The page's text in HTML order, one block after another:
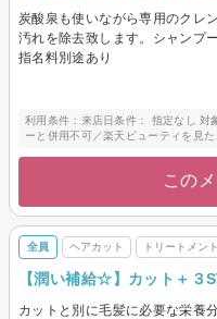
炭酸泉も使いながら専用のクレ
汚れを除去致します。シャンプ
指名料別途あり
利用条件：来店日条件： 指定なし
ーと併用不可／楽天ビューティを見た
この
全員 ヘアカット トリートメント
【潤い補給☆】カット＋３
カットと別に毛髪に必要な栄養